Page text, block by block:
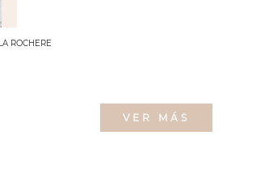
ROCHERE
VER MÁS